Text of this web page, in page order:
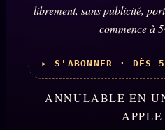
librement, sans publicité,
commence à
▸ S'ABONNER · DÈS
ANNULABLE EN
APPLE